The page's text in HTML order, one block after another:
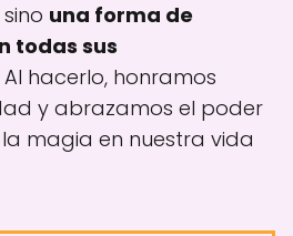
una forma de
todas sus
Al hacerlo, honramos
y abrazamos el poder
magia en nuestra vida